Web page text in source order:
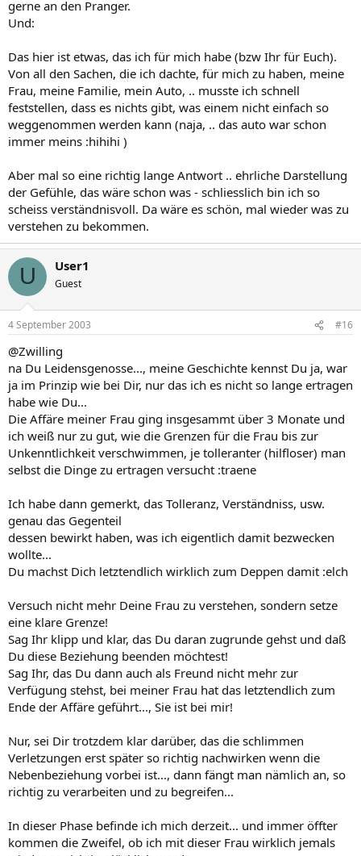
gerne an den Pranger.
Und:
Das hier ist etwas, das ich für mich habe (bzw Ihr für Euch).
Von all den Sachen, die ich dachte, für mich zu haben, meine
Frau, meine Familie, mein Auto, .. musste ich schnell
feststellen, dass es nichts gibt, was einem nicht einfach so
weggenommen werden kann (naja, .. das auto war schon
immer meins :hihihi )
Aber mal so eine richtig lange Antwort .. ehrliche Darstellung
der Gefühle, das wäre schon was - schliesslich bin ich so
scheiss verständnisvoll. Da wäre es schön, mal wieder was zu
verstehen zu bekommen.
U User1
Guest
4 September 2003 #16
@Zwilling
na Du Leidensgenosse..., meine Geschichte kennst Du ja, war
ja im Prinzip wie bei Dir, nur das ich es nicht so lange ertragen
habe wie Du...
Die Affäre meiner Frau ging insgesammt über 3 Monate und
ich weiß nur zu gut, wie die Grenzen für die Frau bis zur
Unkenntlichkeit verschwimmen, je tolleranter (hilfloser) man
selbst die Dinge zu ertragen versucht :traene
Ich habe dann gemerkt, das Tolleranz, Verständniss, usw.
genau das Gegenteil
dessen bewirkt haben, was ich eigentlich damit bezwecken
wollte...
Du machst Dich letztendlich wirklich zum Deppen damit :elch
Versuch nicht mehr Deine Frau zu verstehen, sondern setze
eine klare Grenze!
Sag Ihr klipp und klar, das Du daran zugrunde gehst und daß
Du diese Beziehung beenden möchtest!
Sag Ihr, das Du dann auch als Freund nicht mehr zur
Verfügung stehst, bei meiner Frau hat das letztendlich zum
Ende der Affäre geführt..., Sie ist bei mir!
Nur, sei Dir trotzdem klar darüber, das die schlimmen
Verletzungen erst später so richtig nachwirken wenn die
Nebenbeziehung vorbei ist..., dann fängt man nämlich an, so
richtig zu verarbeiten und zu begreifen...
In dieser Phase befinde ich mich derzeit... und immer öffter
kommen die Zweifel, ob ich mit dieser Frau wirklich jemals